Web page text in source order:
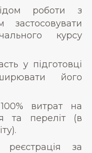
роботи з
курсу
у підготовці
його
витрат на
та переліт (в
за